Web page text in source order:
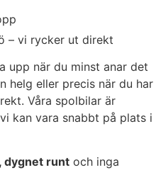
– vi rycker ut direkt
upp när du minst anar det
helg eller precis när du har
Våra spolbilar är
kan vara snabbt på plats i
dygnet runt och inga